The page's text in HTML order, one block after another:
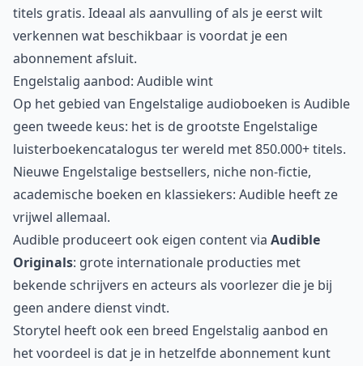
titels gratis. Ideaal als aanvulling of als je eerst wilt
verkennen wat beschikbaar is voordat je een
abonnement afsluit.
Engelstalig aanbod: Audible wint
Op het gebied van Engelstalige audioboeken is Audible
geen tweede keus: het is de grootste Engelstalige
luisterboekencatalogus ter wereld met 850.000+ titels.
Nieuwe Engelstalige bestsellers, niche non-fictie,
academische boeken en klassiekers: Audible heeft ze
vrijwel allemaal.
Audible produceert ook eigen content via Audible
Originals: grote internationale producties met
bekende schrijvers en acteurs als voorlezer die je bij
geen andere dienst vindt.
Storytel heeft ook een breed Engelstalig aanbod en
het voordeel is dat je in hetzelfde abonnement kunt